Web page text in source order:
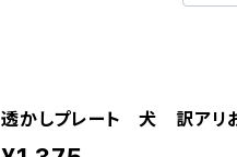
透かしプレート 犬 訳アリ